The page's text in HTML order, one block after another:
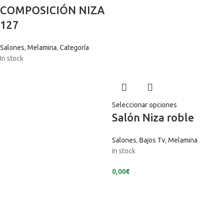
COMPOSICIÓN NIZA
127
Salones, Melamina, Categoría
In stock
Seleccionar opciones
Salón Niza roble
Salones, Bajos Tv, Melamina
In stock
0,00€